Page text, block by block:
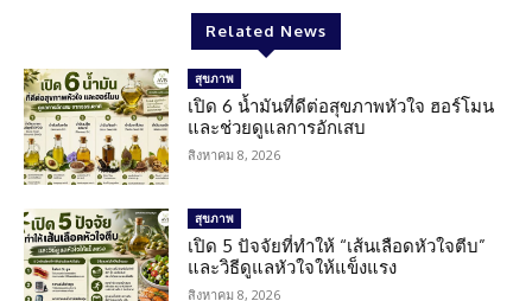
Related News
สุขภาพ
เปิด 6 น้ำมันที่ดีต่อสุขภาพหัวใจ ฮอร์โมน
และช่วยดูแลการอักเสบ
สิงหาคม 8, 2026
สุขภาพ
เปิด 5 ปัจจัยที่ทำให้ “เส้นเลือดหัวใจตีบ”
และวิธีดูแลหัวใจให้แข็งแรง
สิงหาคม 8, 2026